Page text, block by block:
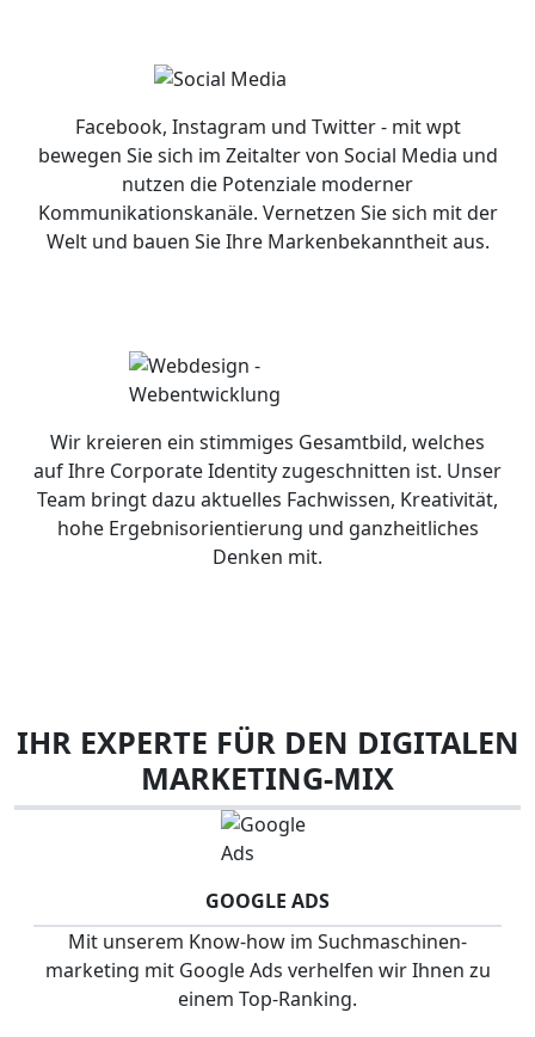
Facebook, Instagram und Twitter - mit wpt
bewegen Sie sich im Zeitalter von Social Media und
nutzen die Potenziale moderner
Kommunikationskanäle. Vernetzen Sie sich mit der
Welt und bauen Sie Ihre Markenbekanntheit aus.
Wir kreieren ein stimmiges Gesamtbild, welches
auf Ihre Corporate Identity zugeschnitten ist. Unser
Team bringt dazu aktuelles Fachwissen, Kreativität,
hohe Ergebnisorientierung und ganzheitliches
Denken mit.
IHR EXPERTE FÜR DEN DIGITALEN
MARKETING-MIX
GOOGLE ADS
Mit unserem Know-how im Suchmaschinen­
marketing mit Google Ads verhelfen wir Ihnen zu
einem Top-Ranking.